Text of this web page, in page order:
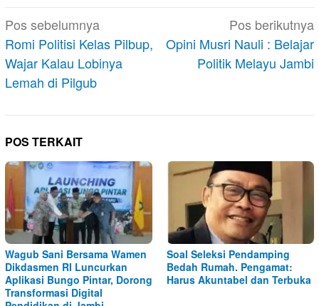
Navigasi
pos
Pos sebelumnya
Romi Politisi Kelas Pilbup,
Wajar Kalau Lobinya
Lemah di Pilgub
Pos berikutnya
Opini Musri Nauli : Belajar
Politik Melayu Jambi
POS TERKAIT
Wagub Sani Bersama Wamen
Dikdasmen RI Luncurkan
Aplikasi Bungo Pintar, Dorong
Transformasi Digital
Soal Seleksi Pendamping
Bedah Rumah. Pengamat:
Harus Akuntabel dan Terbuka